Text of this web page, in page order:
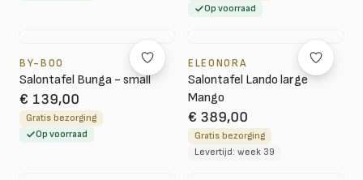
Op voorraad
BY-BOO
Salontafel Bunga - small
€ 139,00
Gratis bezorging
Op voorraad
ELEONORA
Salontafel Lando large
Mango
€ 389,00
Gratis bezorging
Levertijd: week 39